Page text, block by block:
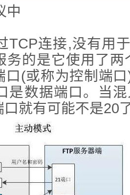
中
TCP连接,没有用
务的是它使用了
口(或称为控制端
是数据端口。当
就有可能不是20